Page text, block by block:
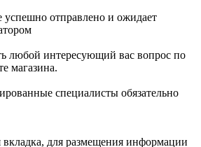
отправлено и ожидает
любой интересующий вас вопрос по
магазина.
специалисты обязательно
вкладка, для размещения информации